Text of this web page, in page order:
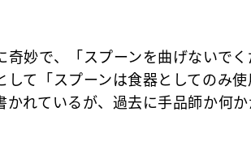
妙で、「スプーンを曲げないで
して「スプーンは食器としてのみ
かれているが、過去に手品師か何